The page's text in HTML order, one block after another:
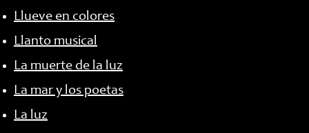
Llueve en colores
Llanto musical
La muerte de la luz
La mar y los poetas
La luz